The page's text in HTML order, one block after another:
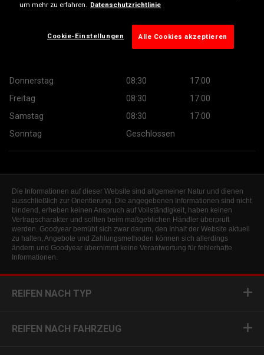
Öffnungszeiten
08:30
17:00
08:30
Donnerstag
08:30
17:00
Freitag
08:30
17:00
Samstag
08:30
17:00
Sonntag
Geschlossen
Die Informationen auf dieser Website sind allgemeiner Natur und dienen
ausschließlich zur Orientierung. Die angegebenen Informationen sind nicht
bindend, erheben keinen Anspruch auf Vollständigkeit, haben keinen
Vertragscharakter und sollten beim maßgeblichen Händler überprüft
werden. Goodyear bemüht sich zwar darum, den Inhalt der Website aktuell
zu halten, Angebote und Zahlungsmethoden können sich allerdings
ändern und Goodyear übernimmt keine Verantwortung für fehlerhafte
Informationen.
REIFEN NACH TYP
REIFEN NACH FAHRZEUG
um mehr zu erfahren. Datenschutzrichtlinie
Cookie-Einstellungen Alle Cookies akzeptieren